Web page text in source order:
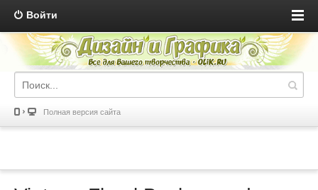
Войти
Полная версия сайта